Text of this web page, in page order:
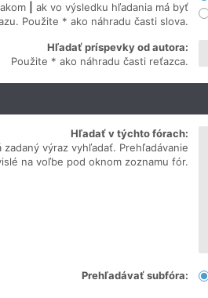
ak vo výsledku hľadania má byť
Použite * ako náhradu časti slova.
Hľadať príspevky od autora:
Použite * ako náhradu časti reťazca.
Hľadať v týchto fórach:
výraz vyhľadať. Prehľadávanie
na voľbe pod oknom zoznamu fór.
Prehľadávať subfóra: